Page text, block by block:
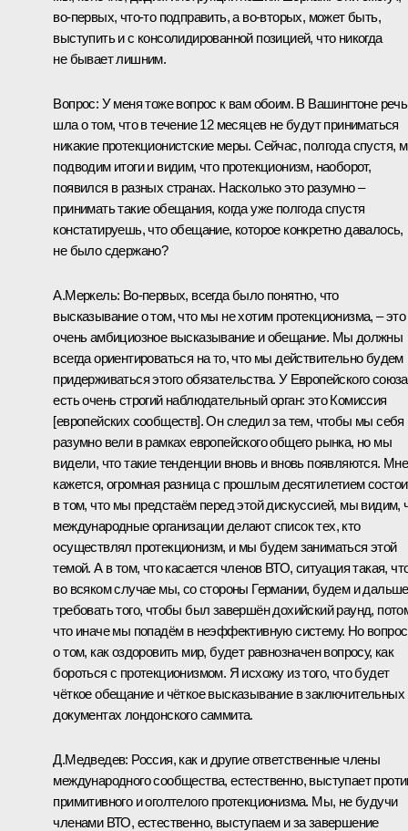
во‑первых, что‑то подправить, а во‑вторых, может быть,
выступить и с консолидированной позицией, что никогда
не бывает лишним.
Вопрос: У меня тоже вопрос к вам обоим. В Вашингтоне речь
шла о том, что в течение 12 месяцев не будут приниматься
никакие протекционистские меры. Сейчас, полгода спустя,
подводим итоги и видим, что протекционизм, наоборот,
появился в разных странах. Насколько это разумно –
принимать такие обещания, когда уже полгода спустя
констатируешь, что обещание, которое конкретно давалось,
не было сдержано?
А.Меркель: Во‑первых, всегда было понятно, что
высказывание о том, что мы не хотим протекционизма, – это
очень амбициозное высказывание и обещание. Мы должны
всегда ориентироваться на то, что мы действительно будем
придерживаться этого обязательства. У Европейского союза
есть очень строгий наблюдательный орган: это Комиссия
[европейских сообществ]. Он следил за тем, чтобы мы себя
разумно вели в рамках европейского общего рынка, но мы
видели, что такие тенденции вновь и вновь появляются. Мне
кажется, огромная разница с прошлым десятилетием
в том, что мы предстаём перед этой дискуссией, мы видим,
международные организации делают список тех, кто
осуществлял протекционизм, и мы будем заниматься этой
темой. А в том, что касается членов ВТО, ситуация такая,
во всяком случае мы, со стороны Германии, будем и дальше
требовать того, чтобы был завершён дохийский раунд,
что иначе мы попадём в неэффективную систему. Но вопрос
о том, как оздоровить мир, будет равнозначен вопросу, как
бороться с протекционизмом. Я исхожу из того, что будет
чёткое обещание и чёткое высказывание в заключительных
документах лондонского саммита.
Д.Медведев: Россия, как и другие ответственные члены
международного сообщества, естественно, выступает
примитивного и оголтелого протекционизма. Мы, не будучи
членами ВТО, естественно, выступаем и за завершение